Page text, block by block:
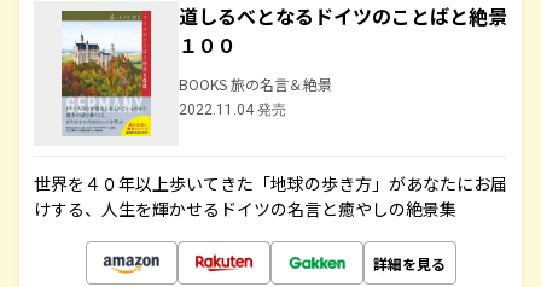
道しるべとなるドイツのことばと絶景
１００
BOOKS 旅の名言＆絶景
2022.11.04 発売
世界を４０年以上歩いてきた「地球の歩き方」があなたにお届
けする、人生を輝かせるドイツの名言と癒やしの絶景集
詳細を見る